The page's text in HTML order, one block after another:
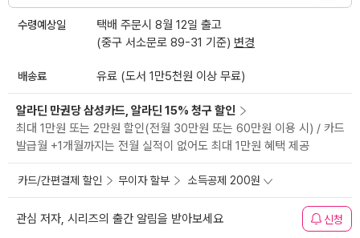
수령예상일
택배 주문시 8월 12일 출고
(중구 서소문로 89-31 기준) 변경
배송료 유료 (도서 1만5천원 이상 무료)
알라딘 만권당 삼성카드, 알라딘 15% 청구 할인
최대 1만원 또는 2만원 할인(전월 30만원 또는 60만원 이용 시) / 카드
발급월 +1개월까지는 전월 실적이 없어도 최대 1만원 혜택 제공
카드/간편결제 할인 무이자 할부 소득공제 200원
관심 저자, 시리즈의 출간 알림을 받아보세요 신청